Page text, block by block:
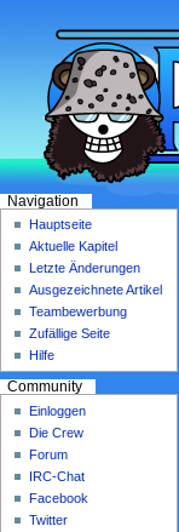
Navigation
Hauptseite
Aktuelle Kapitel
Letzte Änderungen
Ausgezeichnete Artikel
Teambewerbung
Zufällige Seite
Hilfe
Community
Einloggen
Die Crew
Forum
IRC-Chat
Facebook
Twitter